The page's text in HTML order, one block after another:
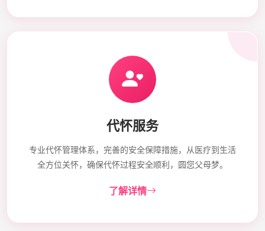
代怀服务
专业代怀管理体系，完善的安全保障措施，从医疗到生活
全方位关怀，确保代怀过程安全顺利，圆您父母梦。
了解详情